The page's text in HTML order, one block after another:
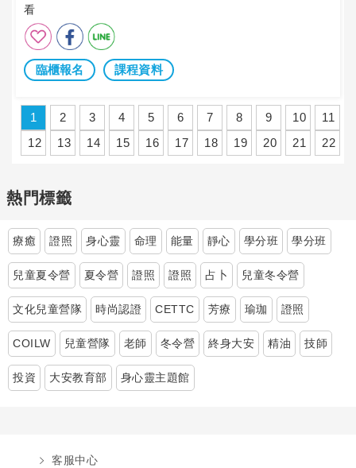
看
臨櫃報名 課程資料
1 2 3 4 5 6 7 8 9 10
11
12
13 14 15 16 17 18 19 20 21 22
熱門標籤
療癒 證照 身心靈 命理 能量 靜心 學分班 學分班
兒童夏令營 夏令營 證照 證照 占卜 兒童冬令營
文化兒童營隊 時尚認證 CETTC 芳療 瑜珈 證照
COILW 兒童營隊 老師 冬令營 終身大安 精油 技師
投資 大安教育部 身心靈主題館
客服中心